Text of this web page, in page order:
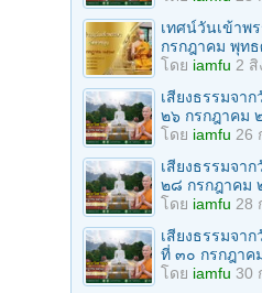
เทศน์วันเข้าพ
กรกฎาคม พุท
โดย iamfu 2 สิ
เสียงธรรมจา
๒๖ กรกฎาคม
โดย iamfu 26
เสียงธรรมจา
๒๘ กรกฎาคม
โดย iamfu 28
เสียงธรรมจา
ที่ ๓๐ กรกฎา
โดย iamfu 30